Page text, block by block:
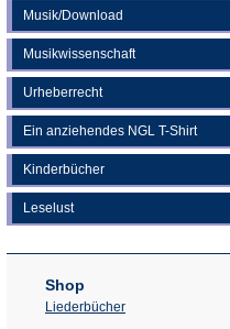
Musik/Download
Musikwissenschaft
Urheberrecht
Ein anziehendes NGL T-Shirt
Kinderbücher
Leselust
Shop
Liederbücher